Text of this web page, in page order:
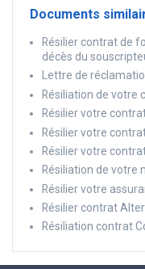
Documents
Résilier contrat de
décès du
Lettre de
Résiliation de votre
Résilier votre
Résilier votre
Résilier votre contrat
Résiliation de votre
Résilier votre
Résilier contrat
Résiliation contrat